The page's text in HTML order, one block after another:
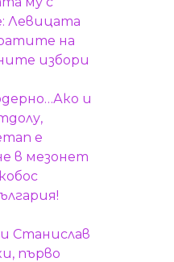
Левицата
на
избори
и
е
в мезонет
Станислав
първо